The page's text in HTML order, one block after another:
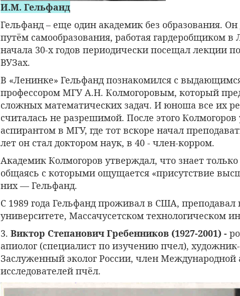
И.М. Гельфанд
Гельфанд – еще один академик без образования.
путём самообразования, работая гардеробщиком в
начала 30-х годов периодически посещал лекции
ВУЗах.
В «Ленинке» Гельфанд познакомился с
профессором МГУ А.Н. Колмогоровым, который
сложных математических задач. И юноша все их
считалась не разрешимой. После этого Колмогоров
аспирантом в МГУ, где тот вскоре начал
лет он стал доктором наук, в 40 - член-корром.
Академик Колмогоров утверждал, что знает
общаясь с которыми ощущается «присутствие
них — Гельфанд.
С 1989 года Гельфанд проживал в США, преподавал
университете, Массачусетском технологическом
3. Виктор Степанович Гребенников (1927-2001) -
апиолог (специалист по изучению пчел),
Заслуженный эколог России, член Международной
исследователей пчёл.